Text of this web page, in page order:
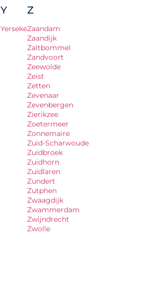
Y
Yerseke
Z
Zaandam
Zaandijk
Zaltbommel
Zandvoort
Zeewolde
Zeist
Zetten
Zevenaar
Zevenbergen
Zierikzee
Zoetermeer
Zonnemaire
Zuid-Scharwoude
Zuidbroek
Zuidhorn
Zuidlaren
Zundert
Zutphen
Zwaagdijk
Zwammerdam
Zwijndrecht
Zwolle